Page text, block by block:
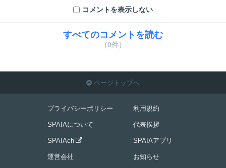
コメントを表示しない
すべてのコメントを読む
（0件）
 ページトップへ
プライバシーポリシー
SPAIAについて
SPAIAch 
運営会社
利用規約
代表挨拶
SPAIAアプリ
お知らせ